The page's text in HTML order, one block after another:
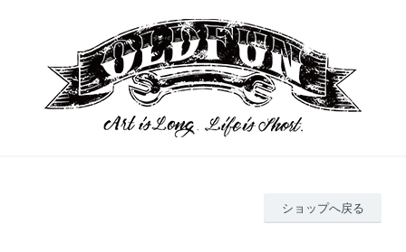
ショップへ戻る